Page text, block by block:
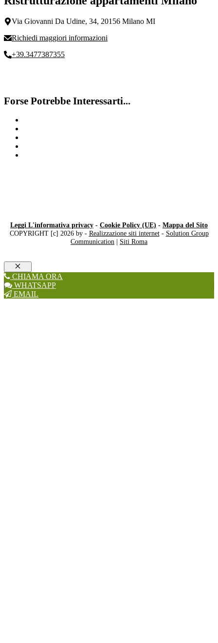
Via Giovanni Da Udine, 34, 20156 Milano MI
Richiedi maggiori informazioni
+39.3477387355
Forse Potrebbe Interessarti...
Leggi L'informativa privacy - Cookie Policy (UE) - Mappa del Sito
COPYRIGHT [c] 2026 by - Realizzazione siti internet- Solution Group
Communication | Siti Roma
Chiudi
CHIAMA ORA
WHATSAPP
EMAIL